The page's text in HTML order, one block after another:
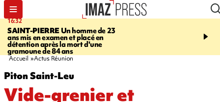
16:32
SAINT-PIERREUn homme de 23
ans mis en examen et placé en
détention après la mort d'une
gramoune de 84 ans
21:08
et Turquie scellent un
Accueil Actus Réunion
Piton Saint-Leu
Vide-grenier et